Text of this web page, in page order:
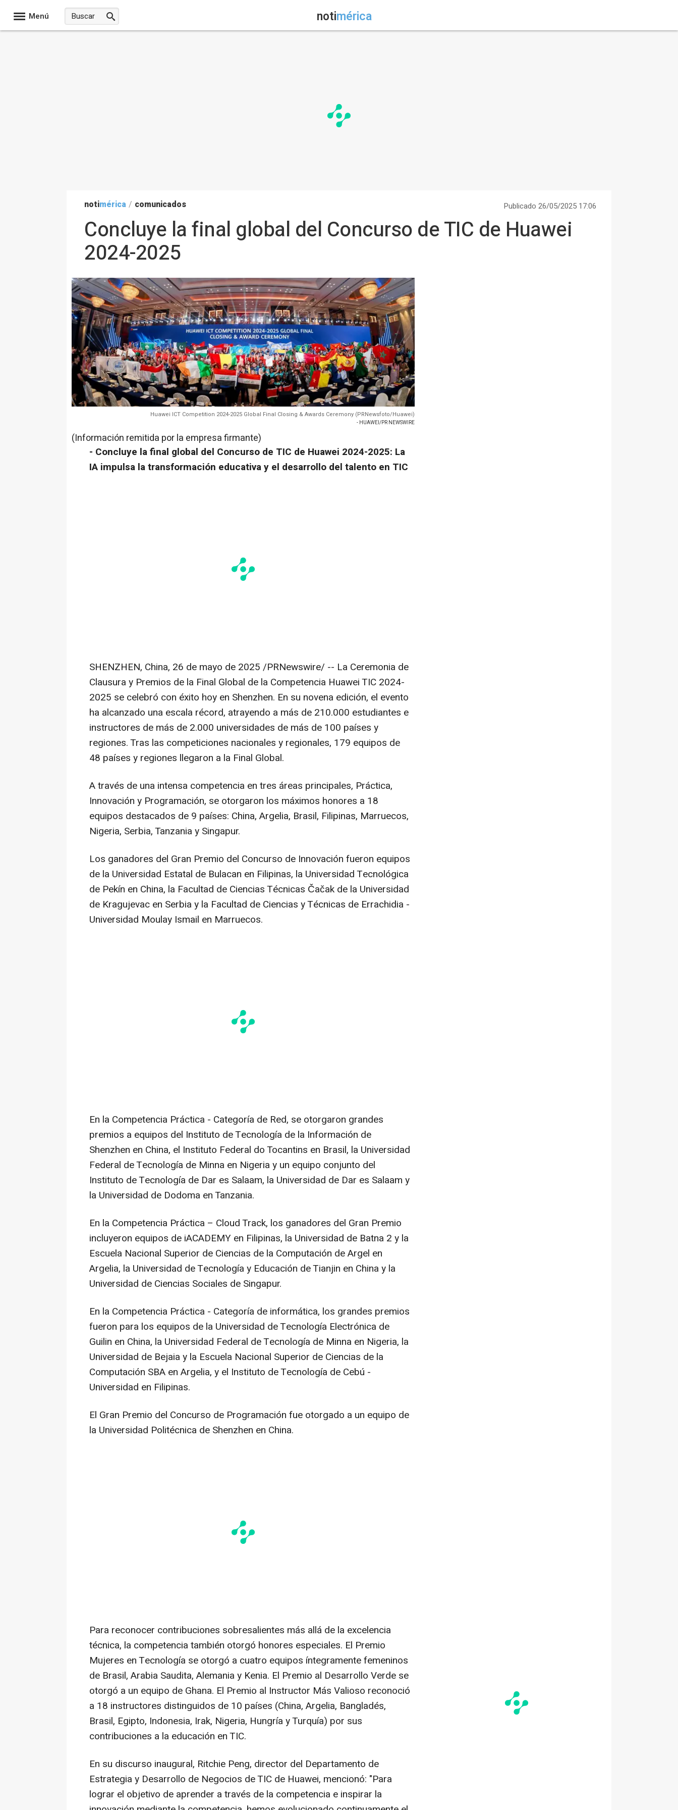
Menú notimérica
notimérica / comunicados Publicado 26/05/2025 17:06
Concluye la final global del Concurso de TIC de Huawei
2024-2025
Huawei ICT Competition 2024-2025 Global Final Closing & Awards Ceremony (PRNewsfoto/Huawei)
- HUAWEI/PR NEWSWIRE
(Información remitida por la empresa firmante)
- Concluye la final global del Concurso de TIC de Huawei 2024-2025: La
IA impulsa la transformación educativa y el desarrollo del talento en TIC
SHENZHEN, China, 26 de mayo de 2025 /PRNewswire/ -- La Ceremonia de
Clausura y Premios de la Final Global de la Competencia Huawei TIC 2024-
2025 se celebró con éxito hoy en Shenzhen. En su novena edición, el evento
ha alcanzado una escala récord, atrayendo a más de 210.000 estudiantes e
instructores de más de 2.000 universidades de más de 100 países y
regiones. Tras las competiciones nacionales y regionales, 179 equipos de
48 países y regiones llegaron a la Final Global.
A través de una intensa competencia en tres áreas principales, Práctica,
Innovación y Programación, se otorgaron los máximos honores a 18
equipos destacados de 9 países: China, Argelia, Brasil, Filipinas, Marruecos,
Nigeria, Serbia,Tanzania y Singapur.
Los ganadores del Gran Premio del Concurso de Innovación fueron equipos
de la Universidad Estatal de Bulacan en Filipinas, la Universidad Tecnológica
de Pekín en China, la Facultad de Ciencias Técnicas Čačak de la Universidad
de Kragujevac en Serbia y la Facultad de Ciencias y Técnicas de Errachidia -
Universidad Moulay Ismail en Marruecos.
En la Competencia Práctica - Categoría de Red, se otorgaron grandes
premios a equipos del Instituto de Tecnología de la Información de
Shenzhen en China, el Instituto Federal do Tocantins en Brasil, la Universidad
Federal de Tecnología de Minna en Nigeria y un equipo conjunto del
Instituto de Tecnología de Dar es Salaam, la Universidad de Dar es Salaam y
la Universidad de Dodoma enTanzania.
En la Competencia Práctica – Cloud Track, los ganadores del Gran Premio
incluyeron equipos de iACADEMY en Filipinas, la Universidad de Batna 2 y la
Escuela Nacional Superior de Ciencias de la Computación de Argel en
Argelia, la Universidad de Tecnología y Educación deTianjin en China y la
Universidad de Ciencias Sociales de Singapur.
En la Competencia Práctica - Categoría de informática, los grandes premios
fueron para los equipos de la Universidad de Tecnología Electrónica de
Guilin en China, la Universidad Federal de Tecnología de Minna en Nigeria, la
Universidad de Bejaia y la Escuela Nacional Superior de Ciencias de la
Computación SBA en Argelia, y el Instituto de Tecnología de Cebú -
Universidad en Filipinas.
El Gran Premio del Concurso de Programación fue otorgado a un equipo de
la Universidad Politécnica de Shenzhen en China.
Para reconocer contribuciones sobresalientes más allá de la excelencia
técnica, la competencia también otorgó honores especiales. El Premio
Mujeres en Tecnología se otorgó a cuatro equipos íntegramente femeninos
de Brasil, Arabia Saudita, Alemania y Kenia. El Premio al Desarrollo Verde se
otorgó a un equipo de Ghana. El Premio al Instructor Más Valioso reconoció
a 18 instructores distinguidos de 10 países (China, Argelia, Bangladés,
Brasil, Egipto, Indonesia, Irak, Nigeria, Hungría y Turquía) por sus
contribuciones a la educación en TIC.
En su discurso inaugural, Ritchie Peng, director del Departamento de
Estrategia y Desarrollo de Negocios de TIC de Huawei, mencionó: "Para
lograr el objetivo de aprender a través de la competencia e inspirar la